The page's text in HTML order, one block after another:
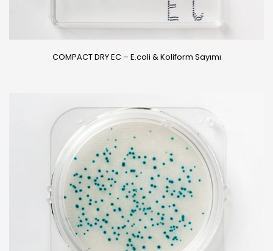
COMPACT DRY EC – E.coli & Koliform Sayımı